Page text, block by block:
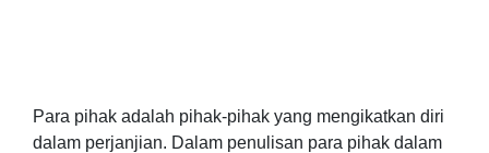
Para pihak adalah pihak-pihak yang mengikatkan diri
dalam perjanjian. Dalam penulisan para pihak dalam